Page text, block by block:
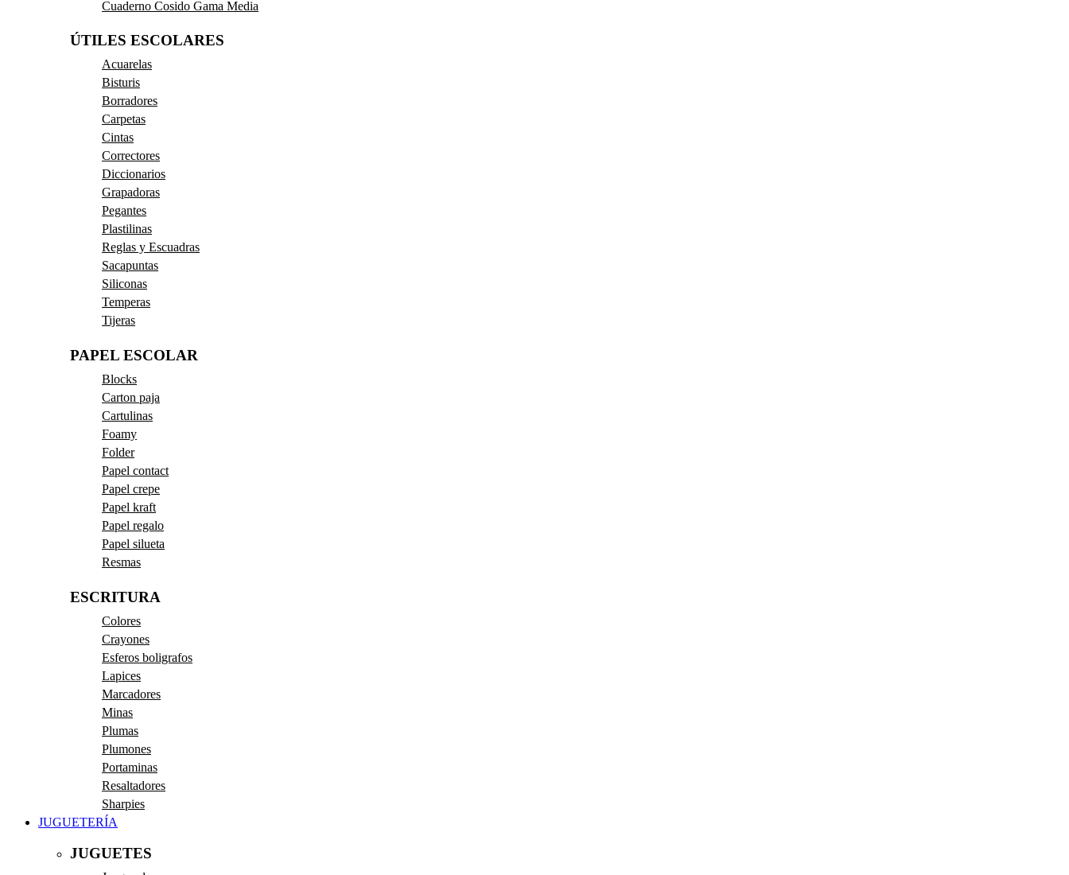
Cuaderno Cosido Gama Media
ÚTILES ESCOLARES
Acuarelas
Bisturis
Borradores
Carpetas
Cintas
Correctores
Diccionarios
Grapadoras
Pegantes
Plastilinas
Reglas y Escuadras
Sacapuntas
Siliconas
Temperas
Tijeras
PAPEL ESCOLAR
Blocks
Carton paja
Cartulinas
Foamy
Folder
Papel contact
Papel crepe
Papel kraft
Papel regalo
Papel silueta
Resmas
ESCRITURA
Colores
Crayones
Esferos boligrafos
Lapices
Marcadores
Minas
Plumas
Plumones
Portaminas
Resaltadores
Sharpies
JUGUETERÍA
JUGUETES